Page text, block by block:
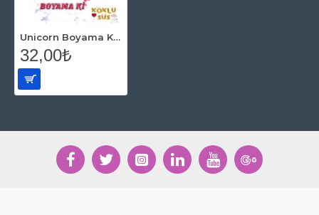
Unicorn Boyama Kitabı (Sticker ve Maske Hediyeli)
32,00₺